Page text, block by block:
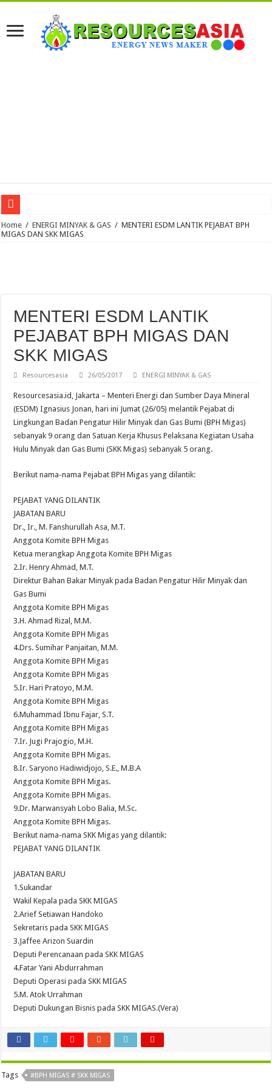
PHE: Pemboran Masif dan Kolaborasi Teknologi Kunci Kemandirian Energi
Dukung Penguatan Desa Digital di Banjar Kepisah, PLN Icon Plus Berikan
Kepastian Produksi Tambang, Kontribusi Dividen dan Penerimaan Guna
Kejar PLTS 100 GW, Akademisi ITPLN Minta RI Tak Terburu-buru
ESDM Tetapkan HBA Periode Pertama Agustus 2026 USD 124,44 per Ton,
Terminal LPG Tanjung Sekong PET Jadi Terminal LPG Pertama di Dunia
Home / ENERGI MINYAK & GAS / MENTERI ESDM LANTIK PEJABAT BPH
MIGAS DAN SKK MIGAS
MENTERI ESDM LANTIK
PEJABAT BPH MIGAS DAN
SKK MIGAS
Resourcesasia 26/05/2017 ENERGI MINYAK & GAS
Resourcesasia.id, Jakarta – Menteri Energi dan Sumber Daya Mineral
(ESDM) Ignasius Jonan, hari ini Jumat (26/05) melantik Pejabat di
Lingkungan Badan Pengatur Hilir Minyak dan Gas Bumi (BPH Migas)
sebanyak 9 orang dan Satuan Kerja Khusus Pelaksana Kegiatan Usaha
Hulu Minyak dan Gas Bumi (SKK Migas) sebanyak 5 orang.
Berikut nama-nama Pejabat BPH Migas yang dilantik:
PEJABAT YANG DILANTIK
JABATAN BARU
Dr., Ir., M. Fanshurullah Asa, M.T.
Anggota Komite BPH Migas
Ketua merangkap Anggota Komite BPH Migas
2.Ir. Henry Ahmad, M.T.
Direktur Bahan Bakar Minyak pada Badan Pengatur Hilir Minyak dan
Gas Bumi
Anggota Komite BPH Migas
3.H. Ahmad Rizal, M.M.
Anggota Komite BPH Migas
4.Drs. Sumihar Panjaitan, M.M.
Anggota Komite BPH Migas
Anggota Komite BPH Migas
5.Ir. Hari Pratoyo, M.M.
Anggota Komite BPH Migas
6.Muhammad Ibnu Fajar, S.T.
Anggota Komite BPH Migas
7.Ir. Jugi Prajogio, M.H.
Anggota Komite BPH Migas.
8.Ir. Saryono Hadiwidjojo, S.E., M.B.A
Anggota Komite BPH Migas.
Anggota Komite BPH Migas.
9.Dr. Marwansyah Lobo Balia, M.Sc.
Anggota Komite BPH Migas.
​​Berikut nama-nama SKK Migas yang dilantik:
PEJABAT YANG DILANTIK
JABATAN BARU
1.Sukandar
Wakil Kepala pada SKK MIGAS
2.Arief Setiawan Handoko
Sekretaris pada SKK MIGAS
3.Jaffee Arizon Suardin
Deputi Perencanaan pada SKK MIGAS
4.Fatar Yani Abdurrahman
Deputi Operasi pada SKK MIGAS
5.M. Atok Urrahman
Deputi Dukungan Bisnis pada SKK MIGAS.(Vera)
Tags #BPH MIGAS # SKK MIGAS